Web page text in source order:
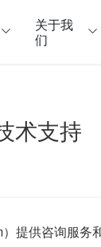
关于我
们
术支持
提供咨询服务